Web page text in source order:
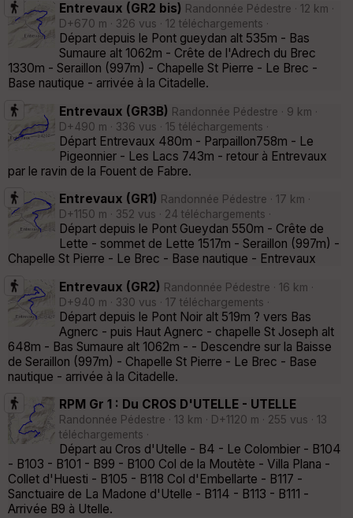
Entrevaux (GR2 bis) Randonnée Pédestre · 12 km ·
D+670 m · 326 vus · 12 téléchargements ·
Départ depuis le Pont gueydan alt 535m - Bas
Sumaure alt 1062m - Crête de l'Adrech du Brec
1330m - Seraillon (997m) - Chapelle St Pierre - Le Brec -
Base nautique - arrivée à la Citadelle.
Entrevaux (GR3B) Randonnée Pédestre · 9 km ·
D+490 m · 336 vus · 15 téléchargements ·
Départ Entrevaux 480m - Parpaillon758m - Le
Pigeonnier - Les Lacs 743m - retour à Entrevaux
par le ravin de la Fouent de Fabre.
Entrevaux (GR1) Randonnée Pédestre · 17 km ·
D+1150 m · 352 vus · 24 téléchargements ·
Départ depuis le Pont Gueydan 550m - Crête de
Lette - sommet de Lette 1517m - Seraillon (997m) -
Chapelle St Pierre - Le Brec - Base nautique - Entrevaux
Entrevaux (GR2) Randonnée Pédestre · 16 km ·
D+940 m · 330 vus · 17 téléchargements ·
Départ depuis le Pont Noir alt 519m ? vers Bas
Agnerc - puis Haut Agnerc - chapelle St Joseph alt
648m - Bas Sumaure alt 1062m - - Descendre sur la Baisse
de Seraillon (997m) - Chapelle St Pierre - Le Brec - Base
nautique - arrivée à la Citadelle.
RPM Gr 1 : Du CROS D'UTELLE - UTELLE
Randonnée Pédestre · 13 km · D+1120 m · 255 vus · 13
téléchargements ·
Départ au Cros d'Utelle - B4 - Le Colombier - B104
- B103 - B101 - B99 - B100 Col de la Moutète - Villa Plana -
Collet d'Huesti - B105 - B118 Col d'Embellarte - B117 -
Sanctuaire de La Madone d'Utelle - B114 - B113 - B111 -
Arrivée B9 à Utelle.